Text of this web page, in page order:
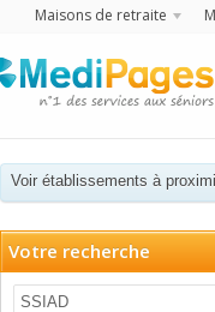
Maisons de retraite
Voir établissements à
Votre recherche
SSIAD